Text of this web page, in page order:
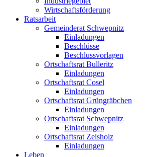
Wirtschaftsförderung
Ratsarbeit
Gemeinderat Schwepnitz
Einladungen
Beschlüsse
Beschlussvorlagen
Ortschaftsrat Bulleritz
Einladungen
Ortschaftsrat Cosel
Einladungen
Ortschaftsrat Grüngräbchen
Einladungen
Ortschaftsrat Schwepnitz
Einladungen
Ortschaftsrat Zeisholz
Einladungen
Leben